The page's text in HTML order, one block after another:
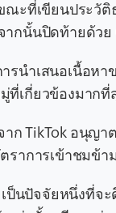
ณะที่เขียนประวั
กนั้นปิดท้ายด้วย
รนำเสนอเนื้อ
ที่เกี่ยวข้องมากที่
ก TikTok อนุญ
ราการเข้าชมข้
เป็นปัจจัยหนึ่งที่